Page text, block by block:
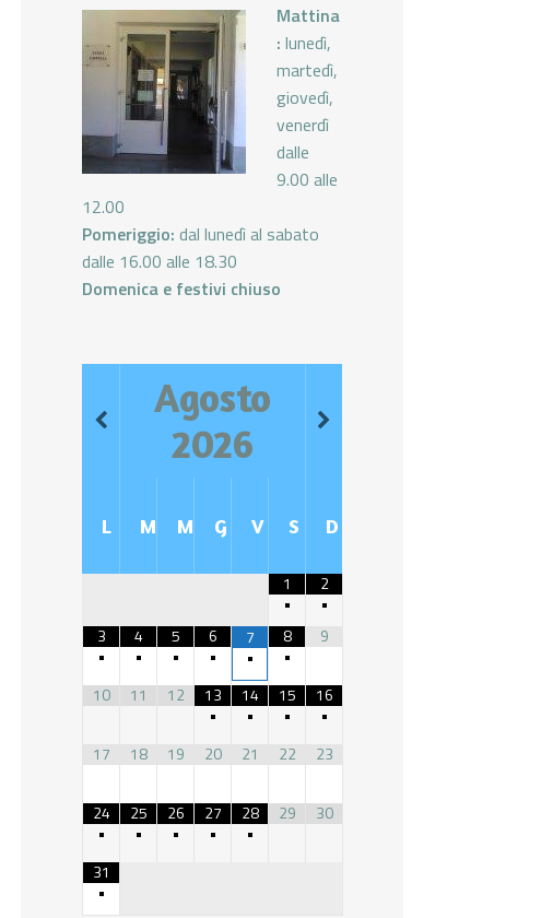
Mattina
: lunedì,
martedì,
giovedì,
venerdì
dalle
9.00 alle
12.00
Pomeriggio: dal lunedì al sabato
dalle 16.00 alle 18.30
Domenica e festivi chiuso
Agosto
2026
L M M G V S D
1
•
2
•
3
•
4
•
5
•
6
•
7
•
8
•
9
10 11 12
13
•
14
•
15
•
16
•
17
18 19 20 21 22 23
24
•
25
•
26
•
27
•
28
•
29 30
31
•